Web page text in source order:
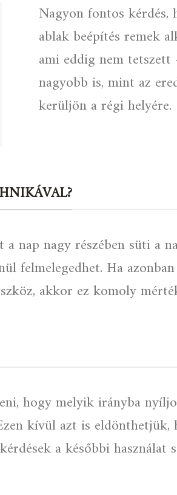
Nagyon fontos
ablak beépítés remek
ami eddig nem
nagyobb is, mint az
kerüljön a régi helyére.
nap nagy részében süti a
felmelegedhet. Ha
akkor ez komoly
hogy melyik irányba
kívül azt is
a későbbi használat